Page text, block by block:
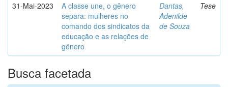
31-Mai-2023
A classe une, o gênero
separa: mulheres no
comando dos sindicatos da
educação e as relações de
gênero
Dantas,
Adenilde
de Souza
Tese
Busca facetada